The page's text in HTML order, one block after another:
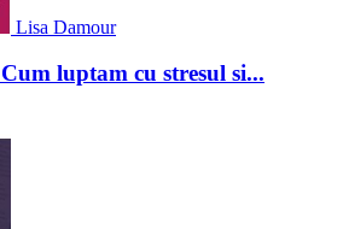
Lisa Damour
luptam cu stresul si...